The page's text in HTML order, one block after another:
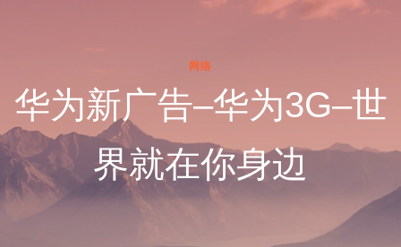
网络
华为新广告–华为3G–世
界就在你身边